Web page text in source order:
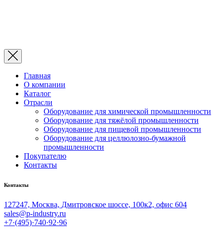
Главная
О компании
Каталог
Отрасли
Оборудование для химической промышленности
Оборудование для тяжёлой промышленности
Оборудование для пищевой промышленности
Оборудование для целлюлозно-бумажной
промышленности
Покупателю
Контакты
Контакты
127247, Москва, Дмитровское шоссе, 100к2, офис 604
sales@p-industry.ru
+7·(495)·740·92·96